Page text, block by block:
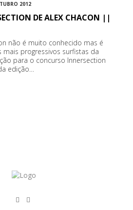
2012
DE ALEX CHACON ||
não é muito conhecido mas é
progressivos surfistas da
para o concurso Innersection
edição…